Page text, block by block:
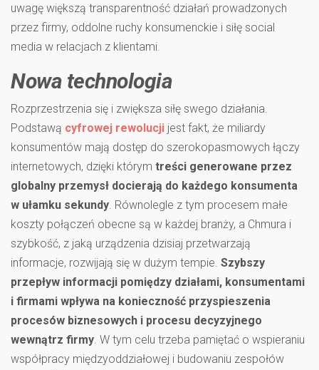
uwagę większą transparentność działań prowadzonych
przez firmy, oddolne ruchy konsumenckie i siłę social
media w relacjach z klientami.
Nowa technologia
Rozprzestrzenia się i zwiększa siłę swego działania.
Podstawą cyfrowej rewolucji jest fakt, że miliardy
konsumentów mają dostęp do szerokopasmowych łączy
internetowych, dzięki którym treści generowane przez
globalny przemysł docierają do każdego konsumenta
w ułamku sekundy . Równolegle z tym procesem małe
koszty połączeń obecne są w każdej branży, a Chmura i
szybkość, z jaką urządzenia dzisiaj przetwarzają
informacje, rozwijają się w dużym tempie. Szybszy
przepływ informacji pomiędzy działami, konsumentami
i firmami wpływa na konieczność przyspieszenia
procesów biznesowych i procesu decyzyjnego
wewnątrz firmy . W tym celu trzeba pamiętać o wspieraniu
współpracy międzyoddziałowej i budowaniu zespołów